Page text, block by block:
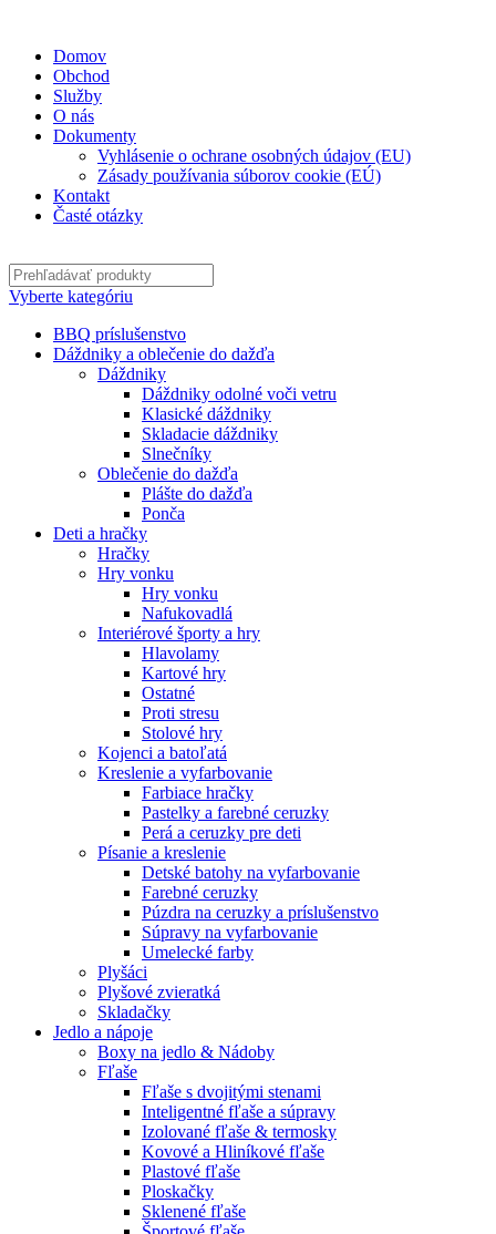
Domov
Obchod
Služby
O nás
Dokumenty
Vyhlásenie o ochrane osobných údajov (EU)
Zásady používania súborov cookie (EÚ)
Kontakt
Časté otázky
Vyberte kategóriu
BBQ príslušenstvo
Dáždniky a oblečenie do dažďa
Dáždniky
Dáždniky odolné voči vetru
Klasické dáždniky
Skladacie dáždniky
Slnečníky
Oblečenie do dažďa
Plášte do dažďa
Ponča
Deti a hračky
Hračky
Hry vonku
Hry vonku
Nafukovadlá
Interiérové športy a hry
Hlavolamy
Kartové hry
Ostatné
Proti stresu
Stolové hry
Kojenci a batoľatá
Kreslenie a vyfarbovanie
Farbiace hračky
Pastelky a farebné ceruzky
Perá a ceruzky pre deti
Písanie a kreslenie
Detské batohy na vyfarbovanie
Farebné ceruzky
Púzdra na ceruzky a príslušenstvo
Súpravy na vyfarbovanie
Umelecké farby
Plyšáci
Plyšové zvieratká
Skladačky
Jedlo a nápoje
Boxy na jedlo & Nádoby
Fľaše
Fľaše s dvojitými stenami
Inteligentné fľaše a súpravy
Izolované fľaše & termosky
Kovové a Hliníkové fľaše
Plastové fľaše
Ploskačky
Sklenené fľaše